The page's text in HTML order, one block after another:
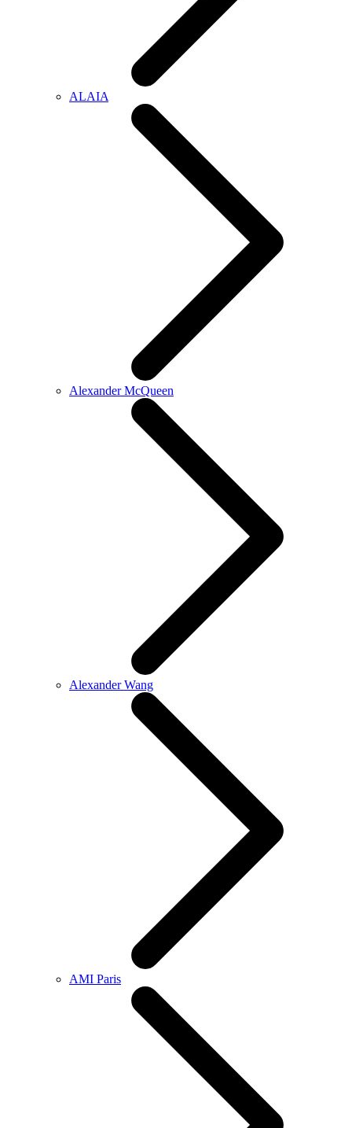
ALAIA
Alexander McQueen
Alexander Wang
AMI Paris